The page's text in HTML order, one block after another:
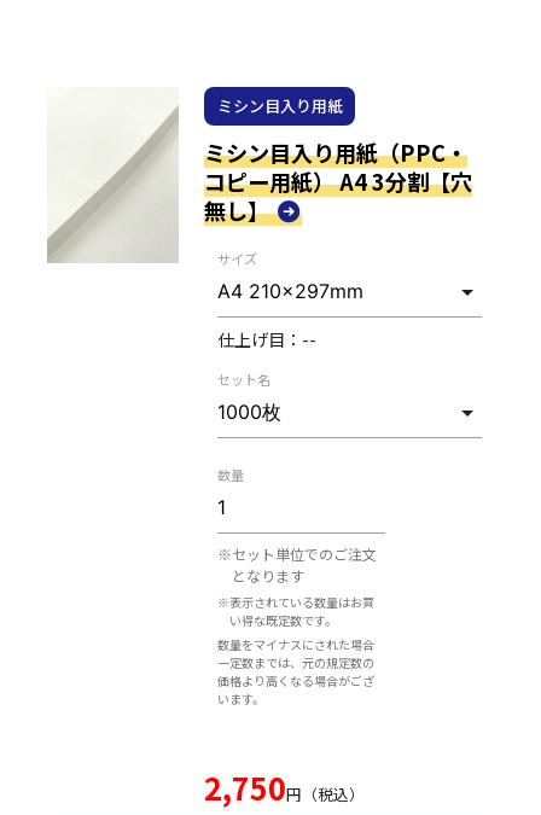
ミシン目入り用紙
ミシン目入り用紙（PPC・
コピー用紙） A4 3分割【穴
無し】
サイズ
仕上げ目： --
セット名
数量
※セット単位でのご注文
となります
※表示されている数量はお買
い得な既定数です。
数量をマイナスにされた場合
一定数までは、元の規定数の
価格より高くなる場合がござ
います。
2,750円（税込）